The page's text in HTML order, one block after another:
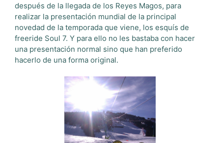
después de la llegada de los Reyes Magos, para
realizar la presentación mundial de la principal
novedad de la temporada que viene, los esquís de
freeride Soul 7. Y para ello no les bastaba con hacer
una presentación normal sino que han preferido
hacerlo de una forma original.